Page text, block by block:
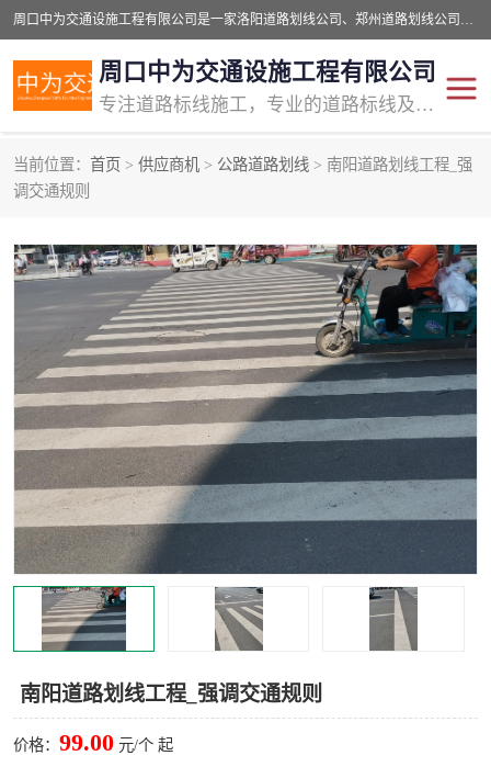
周口中为交通设施工程有限公司是一家洛阳道路划线公司、郑州道路划线公司、平顶山道路车位划线公司、开封车位划线公司、许昌道路车位划线公司、漯河道路车位划线公司，公司始终坚持“诚信、匠心、专注”的宗旨；我们的经营理念是：的服务。
周口中为交通设施工程有限公司
专注道路标线施工，专业的道路标线及交通设施施工服务商!
当前位置： 首页 > 供应商机 > 公路道路划线 > 南阳道路划线工程_强
调交通规则
南阳道路划线工程_强调交通规则
价格： 99.00 元/个 起
交通道路标线
道路标线划线 马路标线
道路标线 道路划线